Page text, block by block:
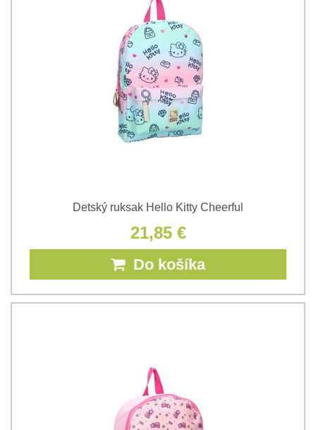
Detský ruksak Hello Kitty Cheerful
21,85 €
Do košíka